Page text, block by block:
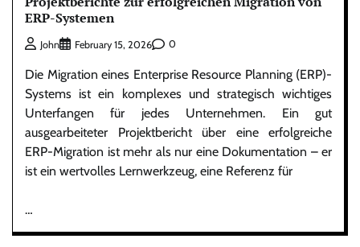
ERP-Systemen
John February 15, 2026 0
Die Migration eines Enterprise Resource Planning (ERP)-
Systems ist ein komplexes und strategisch wichtiges
Unterfangen für jedes Unternehmen. Ein gut
ausgearbeiteter Projektbericht über eine erfolgreiche
ERP-Migration ist mehr als nur eine Dokumentation – er
ist ein wertvolles Lernwerkzeug, eine Referenz für
…